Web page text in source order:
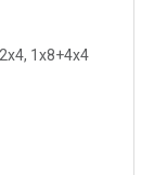
1x8+4x4